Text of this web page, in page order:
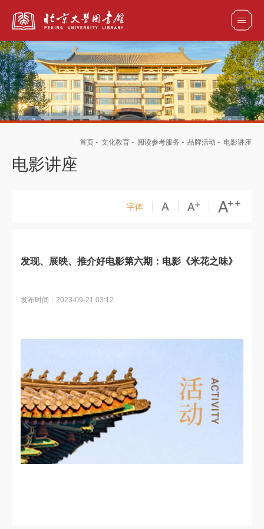
全部资源
首页 - 文化教育 - 阅读参考服务 - 品牌活动 - 电影讲座
电影讲座
字体
发现、展映、推介好电影第六期：电影《米花之味》
发布时间：2023-09-21 03:12